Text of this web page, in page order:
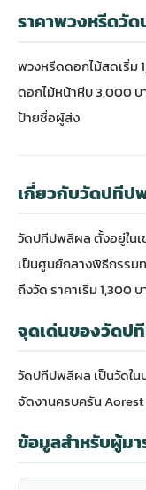
ราคาพวงหรีดวั
พวงหรีดดอกไม้สดเริ่ม
ดอกไม้หน้าหีบ 3,000
ป้ายชื่อผู้ส่ง
เกี่ยวกับวัดปทีป
วัดปทีปพลีผล ตั้งอยู่ในเ
เป็นศูนย์กลางพิธีกรรม
ถึงวัด ราคาเริ่ม 1,300
จุดเด่นของวัดป
วัดปทีปพลีผล เป็นวัดใน
จัดงานครบครัน
ข้อมูลสำหรับผู้ม